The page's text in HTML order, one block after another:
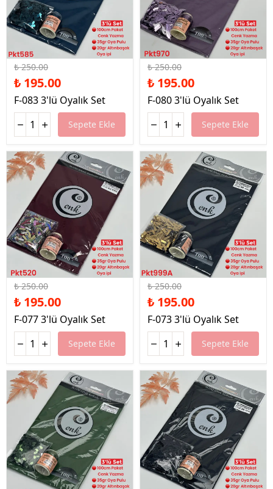
%22 İndirim
₺ 250.00
₺ 195.00
F-083 3'lü Oyalık Set
Sepete Ekle
%22 İndirim
₺ 250.00
₺ 195.00
F-080 3'lü Oyalık Set
Sepete Ekle
%22 İndirim
₺ 250.00
₺ 195.00
F-077 3'lü Oyalık Set
Sepete Ekle
%22 İndirim
₺ 250.00
₺ 195.00
F-073 3'lü Oyalık Set
Sepete Ekle